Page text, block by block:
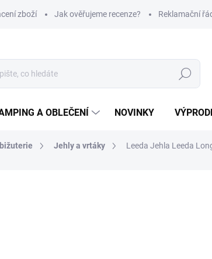
zboží Jak ověřujeme recenze? Reklamační
Hledat
A OBLEČENÍ NOVINKY
Jehly a vrtáky Leeda Jehla Leeda